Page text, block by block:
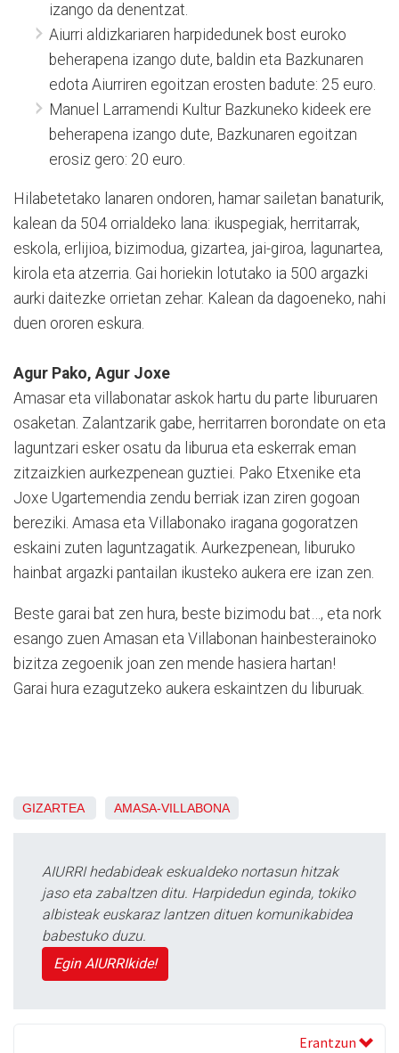
izango da denentzat.
Aiurri aldizkariaren harpidedunek bost euroko
beherapena izango dute, baldin eta Bazkunaren
edota Aiurriren egoitzan erosten badute: 25 euro.
Manuel Larramendi Kultur Bazkuneko kideek ere
beherapena izango dute, Bazkunaren egoitzan
erosiz gero: 20 euro.
Hilabetetako lanaren ondoren, hamar sailetan banaturik,
kalean da 504 orrialdeko lana: ikuspegiak, herritarrak,
eskola, erlijioa, bizimodua, gizartea, jai-giroa, lagunartea,
kirola eta atzerria. Gai horiekin lotutako ia 500 argazki
aurki daitezke orrietan zehar. Kalean da dagoeneko, nahi
duen ororen eskura.
Agur Pako, Agur Joxe
Amasar eta villabonatar askok hartu du parte liburuaren
osaketan. Zalantzarik gabe, herritarren borondate on eta
laguntzari esker osatu da liburua eta eskerrak eman
zitzaizkien aurkezpenean guztiei. Pako Etxenike eta
Joxe Ugartemendia zendu berriak izan ziren gogoan
bereziki. Amasa eta Villabonako iragana gogoratzen
eskaini zuten laguntzagatik. Aurkezpenean, liburuko
hainbat argazki pantailan ikusteko aukera ere izan zen.
Beste garai bat zen hura, beste bizimodu bat…, eta nork
esango zuen Amasan eta Villabonan hainbesterainoko
bizitza zegoenik joan zen mende hasiera hartan!
Garai hura ezagutzeko aukera eskaintzen du liburuak.
GIZARTEA AMASA-VILLABONA
AIURRI hedabideak eskualdeko nortasun hitzak
jaso eta zabaltzen ditu. Harpidedun eginda, tokiko
albisteak euskaraz lantzen dituen komunikabidea
babestuko duzu.
Egin AIURRIkide!
Erantzun